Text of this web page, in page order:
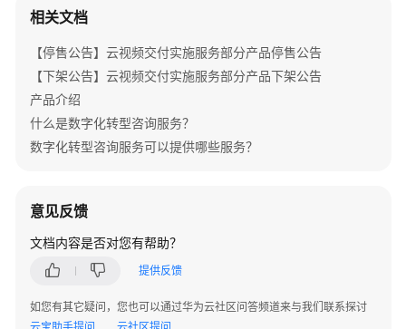
品
绍
咨
询
与
规
数
字
转
咨
相关文档
【停售公告】云视频交付实施服务部分产品停售公告
【下架公告】云视频交付实施服务部分产品下架公告
产品介绍
什么是数字化转型咨询服务？
数字化转型咨询服务可以提供哪些服务？
意见反馈
文档内容是否对您有帮助？
提供反馈
如您有其它疑问，您也可以通过华为云社区问答频道来与我们联系探讨